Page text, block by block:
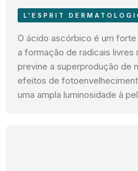
L'ESPRIT
O ácido ascórbico é um
a formação de radicais livres
previne a superprodução de
efeitos de
uma ampla luminosidade à